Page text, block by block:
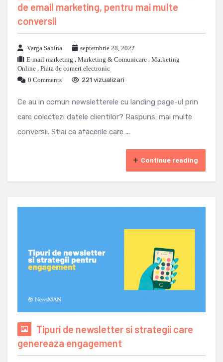
de email marketing, pentru mai multe
conversii
Varga Sabina
septembrie 28, 2022
E-mail marketing , Marketing & Comunicare , Marketing
Online , Piata de comert electronic
0 Comments
221 vizualizari
Ce au in comun newsletterele cu landing page-ul prin
care colectezi datele clientilor? Raspuns: mai multe
conversii. Stiai ca afacerile care ...
Continue reading
Tipuri de newsletter si strategii care
genereaza engagement